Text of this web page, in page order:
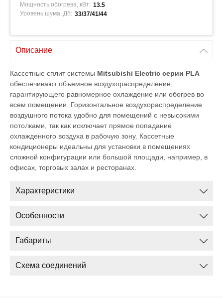
Мощность обогрева, кВт: 13.5
Уровень шума, Дб: 33/37/41/44
Описание
Кассетные сплит системы Mitsubishi Electric серии PLA
обеспечивают объемное воздухораспределение,
гарантирующего равномерное охлаждение или обогрев во
всем помещении. Горизонтальное воздухораспределение
воздушного потока удобно для помещений с невысокими
потолками, так как исключает прямое попадание
охлажденного воздуха в рабочую зону. Кассетные
кондиционеры идеальны для установки в помещениях
сложной конфигурации или большой площади, например, в
офисах, торговых залах и ресторанах.
Характеристики
Особенности
Габариты
Схема соединений